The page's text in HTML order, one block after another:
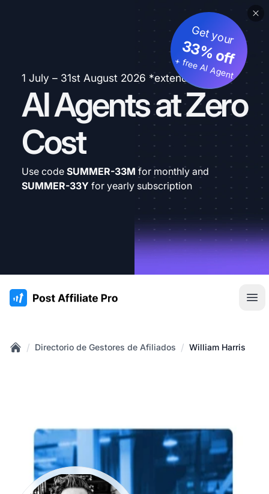
1 July – 31st August 2026 *extended
AI Agents at Zero
Cost
Get your
33% off
+ free AI Agent
Use code SUMMER-33M for monthly and
SUMMER-33Y for yearly subscription
:site.title
/ Directorio de Gestores de Afiliados / William Harris